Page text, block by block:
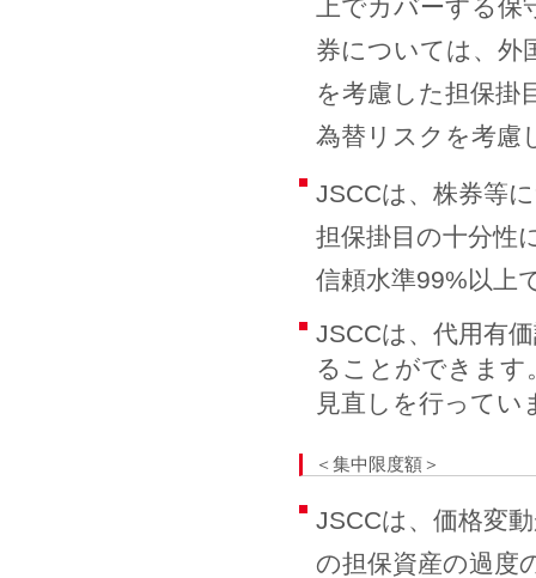
上でカバーする
券については、外
を考慮した担保掛
為替リスクを考慮
JSCCは、株券等
担保掛目の十分性
信頼水準99%以上
JSCCは、代用有
ることができます
見直しを行ってい
＜集中限度額＞
JSCCは、価格変
の担保資産の過度